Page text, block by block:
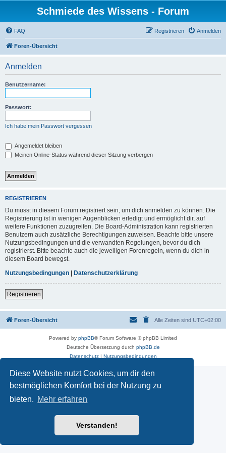
Diese Website nutzt Cookies, um dir den
bestmöglichen Komfort bei der Nutzung zu
bieten. Mehr erfahren
Verstanden!
Schmiede des Wissens - Forum
FAQ Anmelden
Registrieren
Foren-Übersicht
Anmelden
Benutzername:
Passwort:
Ich habe mein Passwort vergessen
Angemeldet bleiben
Meinen Online-Status während dieser Sitzung verbergen
REGISTRIEREN
Du musst in diesem Forum registriert sein, um dich anmelden zu können. Die
Registrierung ist in wenigen Augenblicken erledigt und ermöglicht dir, auf
weitere Funktionen zuzugreifen. Die Board-Administration kann registrierten
Benutzern auch zusätzliche Berechtigungen zuweisen. Beachte bitte unsere
Nutzungsbedingungen und die verwandten Regelungen, bevor du dich
registrierst. Bitte beachte auch die jeweiligen Forenregeln, wenn du dich in
diesem Board bewegst.
Nutzungsbedingungen | Datenschutzerklärung
Registrieren
Foren-Übersicht Alle Zeiten sind UTC+02:00
Powered by phpBB® Forum Software © phpBB Limited
Deutsche Übersetzung durch phpBB.de
Datenschutz| Nutzungsbedingungen